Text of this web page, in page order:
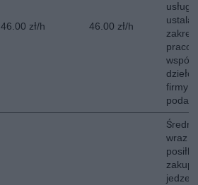
46.00 zł/h 46.00 zł/h
usług
firmy
wraz z